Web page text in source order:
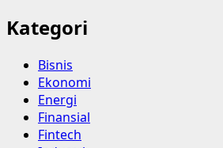
Kategori
Bisnis
Ekonomi
Energi
Finansial
Fintech